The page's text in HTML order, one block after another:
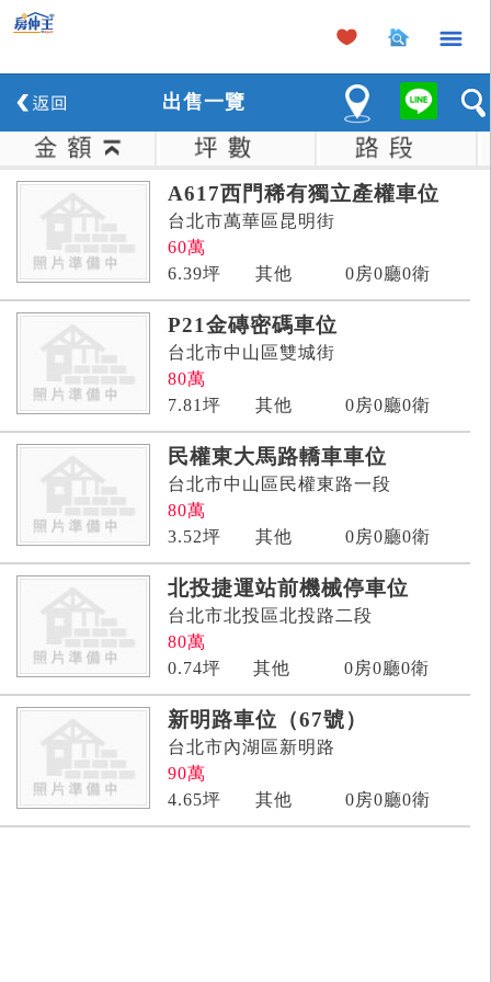
×
出售一覽
A617西門稀有獨立產權車位
台北市萬華區昆明街
60萬
6.39坪 其他 0房0廳0衛
P21金磚密碼車位
台北市中山區雙城街
80萬
7.81 坪 其他 0房0廳0衛
民權東大馬路轎車車位
台北市中山區民權東路一段
80萬
3.52坪 其他 0房0廳0衛
北投捷運站前機械停車位
台北市北投區北投路二段
80萬
0.74坪 其他 0房0廳0衛
新明路車位（67號）
台北市內湖區新明路
90萬
4.65坪 其他 0房0廳0衛